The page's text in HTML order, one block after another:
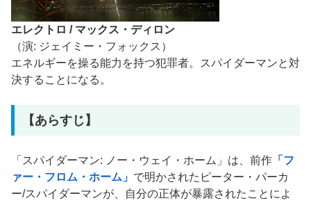
エレクトロ / マックス・ディロン
（演: ジェイミー・フォックス）
エネルギーを操る能力を持つ犯罪者。スパイダーマンと対
決することになる。
【あらすじ】
「スパイダーマン: ノー・ウェイ・ホーム」は、前作 「フ
ァー・フロム・ホーム」 で明かされたピーター・パーカ
ー/スパイダーマンが、自分の正体が暴露されたことによ